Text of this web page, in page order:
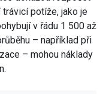
potíže, jako je
v řádu 1 500 až
– například při
– mohou náklady